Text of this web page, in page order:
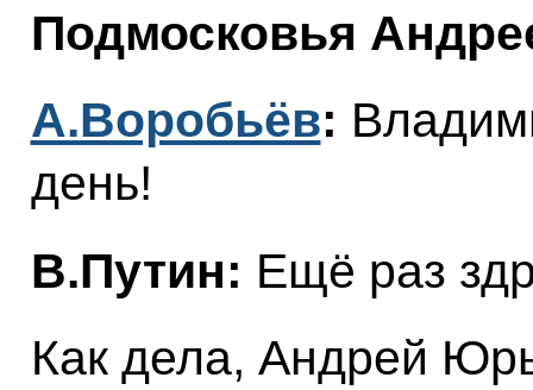
Подмосковья
А.Воробьёв:
день!
В.Путин: Ещё раз
Как дела, Андрей